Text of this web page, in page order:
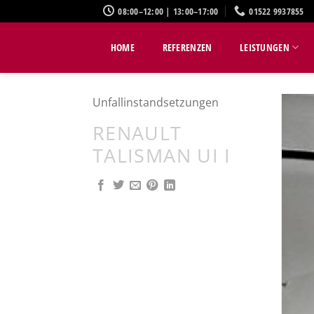
Inhalt
08:00–12:00 | 13:00–17:00 01522 9937855
HOME REFERENZEN LEISTUNGEN
Unfallinstandsetzungen
RENAULT
TALISMAN UI I